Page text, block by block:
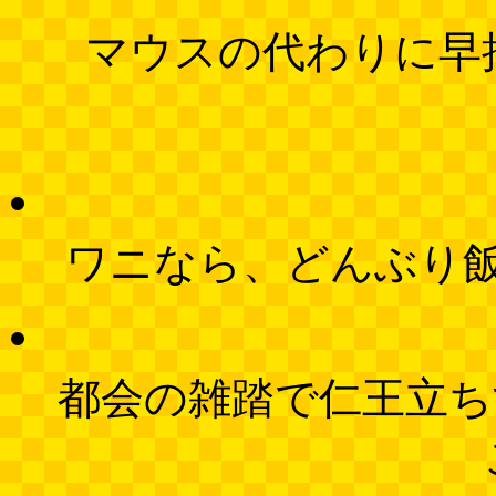
マウスの代わりに
ワニなら、どんぶり
都会の雑踏で仁王立